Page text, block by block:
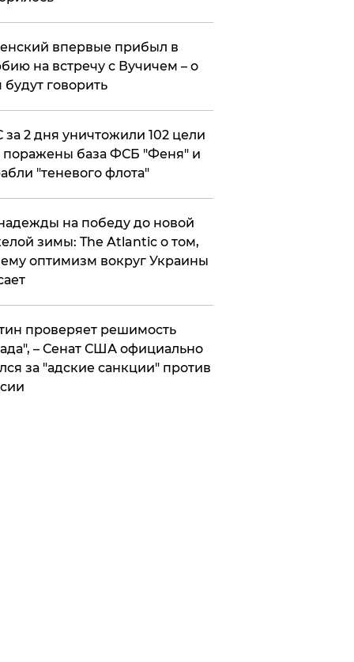
впервые прибыл в
на встречу с Вучичем – о
будут говорить
за 2 дня уничтожили 102 цели
база ФСБ "Феня" и
"теневого флота"
на победу до новой
зимы: The Atlantic о том,
оптимизм вокруг Украины
проверяет решимость
– Сенат США официально
за "адские санкции" против